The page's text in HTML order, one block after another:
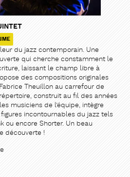
du jazz contemporain. Une
qui cherche constamment le
laissant le champ libre à
des compositions originales
Theuillon au carrefour de
construit au fil des années
musiciens de l’équipe, intègre
incontournables du jazz tels
ou encore Shorter. Un beau
découverte !